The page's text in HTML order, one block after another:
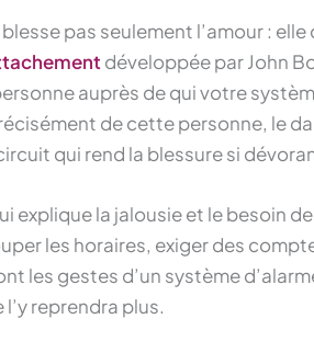
blesse pas seulement l’amour :
développée par John
auprès de qui votre
de cette personne, le
qui rend la blessure si
explique la jalousie et le besoin
les horaires, exiger des
les gestes d’un système
l’y reprendra plus.